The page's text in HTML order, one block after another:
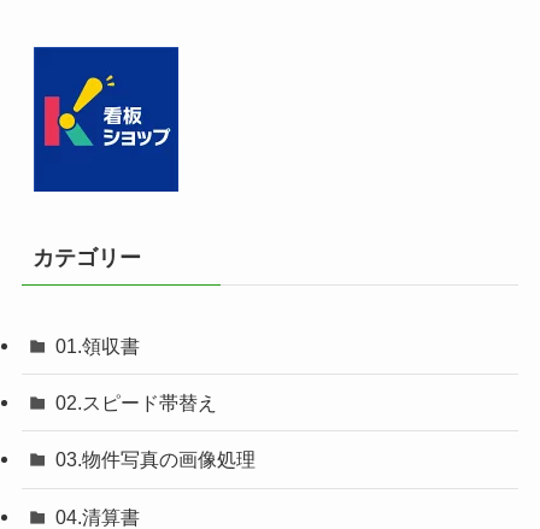
カテゴリー
01.領収書
02.スピード帯替え
03.物件写真の画像処理
04.清算書